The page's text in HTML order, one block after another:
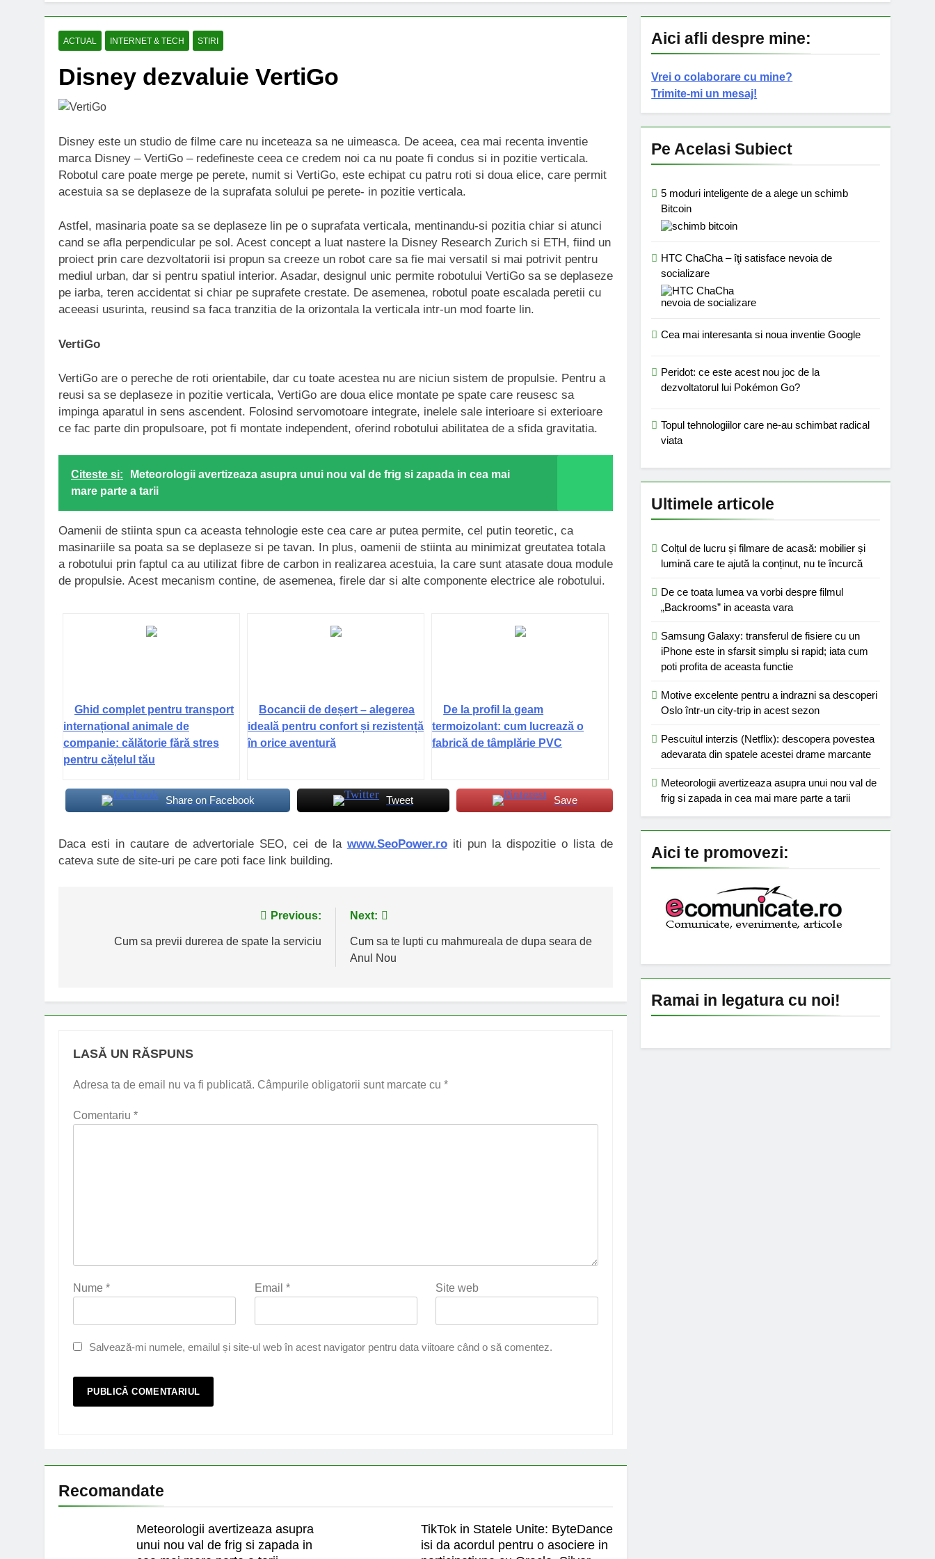
ACTUAL INTERNET & TECH STIRI
Disney dezvaluie VertiGo
Disney este un studio de filme care nu inceteaza sa ne uimeasca. De aceea, cea mai recenta inventie
marca Disney – VertiGo – redefineste ceea ce credem noi ca nu poate fi condus si in pozitie verticala.
Robotul care poate merge pe perete, numit si VertiGo, este echipat cu patru roti si doua elice, care permit
acestuia sa se deplaseze de la suprafata solului pe perete- in pozitie verticala.
Astfel, masinaria poate sa se deplaseze lin pe o suprafata verticala, mentinandu-si pozitia chiar si atunci
cand se afla perpendicular pe sol. Acest concept a luat nastere la Disney Research Zurich si ETH, fiind un
proiect prin care dezvoltatorii isi propun sa creeze un robot care sa fie mai versatil si mai potrivit pentru
mediul urban, dar si pentru spatiul interior. Asadar, designul unic permite robotului VertiGo sa se deplaseze
pe iarba, teren accidentat si chiar pe suprafete crestate. De asemenea, robotul poate escalada peretii cu
aceeasi usurinta, reusind sa faca tranzitia de la orizontala la verticala intr-un mod foarte lin.
VertiGo
VertiGo are o pereche de roti orientabile, dar cu toate acestea nu are niciun sistem de propulsie. Pentru a
reusi sa se deplaseze in pozitie verticala, VertiGo are doua elice montate pe spate care reusesc sa
impinga aparatul in sens ascendent. Folosind servomotoare integrate, inelele sale interioare si exterioare
ce fac parte din propulsoare, pot fi montate independent, oferind robotului abilitatea de a sfida gravitatia.
Citeste si:
Meteorologii avertizeaza asupra unui nou val de frig si zapada in cea mai
mare parte a tarii
Oamenii de stiinta spun ca aceasta tehnologie este cea care ar putea permite, cel putin teoretic, ca
masinariile sa poata sa se deplaseze si pe tavan. In plus, oamenii de stiinta au minimizat greutatea totala
a robotului prin faptul ca au utilizat fibre de carbon in realizarea acestuia, la care sunt atasate doua module
de propulsie. Acest mecanism contine, de asemenea, firele dar si alte componente electrice ale robotului.
Ghid complet pentru transport
internațional animale de
companie: călătorie fără stres
pentru cățelul tău
Bocancii de deșert – alegerea
ideală pentru confort și rezistență
în orice aventură
De la profil la geam
termoizolant: cum lucrează o
fabrică de tâmplărie PVC
Share on Facebook Tweet Save
Daca esti in cautare de advertoriale SEO, cei de la www.SeoPower.roiti pun la dispozitie o lista de
cateva sute de site-uri pe care poti face link building.
Previous:
Cum sa previi durerea de spate la serviciu
Next:
Cum sa te lupti cu mahmureala de dupa seara de
Anul Nou
LASĂ UN RĂSPUNS
Adresa ta de email nu va fi publicată. Câmpurile obligatorii sunt marcate cu *
Comentariu *
Nume * Email * Site web
Salvează-mi numele, emailul și site-ul web în acest navigator pentru data viitoare când o să comentez.
Recomandate
Meteorologii avertizeaza asupra
unui nou val de frig si zapada in
TikTok in Statele Unite: ByteDance
isi da acordul pentru o asociere in
Aici afli despre mine:
Vrei o colaborare cu mine?
Trimite-mi un mesaj!
Pe Acelasi Subiect
5 moduri inteligente de a alege un schimb
Bitcoin
HTC ChaCha – îţi satisface nevoia de
socializare
Cea mai interesanta si noua inventie Google
Peridot: ce este acest nou joc de la
dezvoltatorul lui Pokémon Go?
Topul tehnologiilor care ne-au schimbat radical
viata
Ultimele articole
Colțul de lucru și filmare de acasă: mobilier și
lumină care te ajută la conținut, nu te încurcă
De ce toata lumea va vorbi despre filmul
„Backrooms” in aceasta vara
Samsung Galaxy: transferul de fisiere cu un
iPhone este in sfarsit simplu si rapid; iata cum
poti profita de aceasta functie
Motive excelente pentru a indrazni sa descoperi
Oslo într-un city-trip in acest sezon
Pescuitul interzis (Netflix): descopera povestea
adevarata din spatele acestei drame marcante
Meteorologii avertizeaza asupra unui nou val de
frig si zapada in cea mai mare parte a tarii
Aici te promovezi:
Ramai in legatura cu noi!